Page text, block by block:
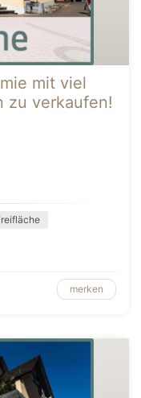
mit viel
zu verkaufen!
merken